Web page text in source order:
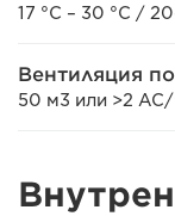
17 °C – 30 °C /
Вентиляция
50 м3 или >2